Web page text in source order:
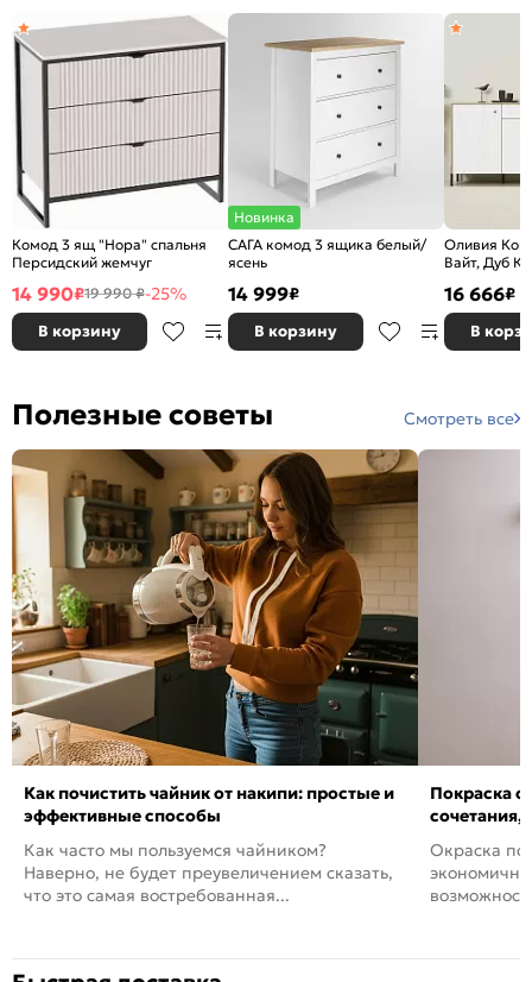
Комод 3 ящ "Нора" спальня
Персидский жемчуг
14 990₽19 990 ₽-25%
В корзину
Новинка
САГА комод 3 ящика белый/
ясень
14 999₽
В корзину
Оливия
Вайт, Дуб
16 666₽
В
Полезные советы Смотреть все
Как почистить чайник от накипи: простые и
эффективные способы
Как часто мы пользуемся чайником?
Наверно, не будет преувеличением сказать,
что это самая востребованная...
Покраска
сочетания,
Окраска